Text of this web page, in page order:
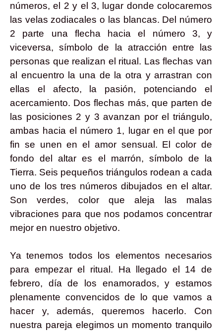
números, el 2 y el 3, lugar donde colocaremos
las velas zodiacales o las blancas. Del número
2 parte una flecha hacia el número 3, y
viceversa, símbolo de la atracción entre las
personas que realizan el ritual. Las flechas van
al encuentro la una de la otra y arrastran con
ellas el afecto, la pasión, potenciando el
acercamiento. Dos flechas más, que parten de
las posiciones 2 y 3 avanzan por el triángulo,
ambas hacia el número 1, lugar en el que por
fin se unen en el amor sensual. El color de
fondo del altar es el marrón, símbolo de la
Tierra. Seis pequeños triángulos rodean a cada
uno de los tres números dibujados en el altar.
Son verdes, color que aleja las malas
vibraciones para que nos podamos concentrar
mejor en nuestro objetivo.
Ya tenemos todos los elementos necesarios
para empezar el ritual. Ha llegado el 14 de
febrero, día de los enamorados, y estamos
plenamente convencidos de lo que vamos a
hacer y, además, queremos hacerlo. Con
nuestra pareja elegimos un momento tranquilo